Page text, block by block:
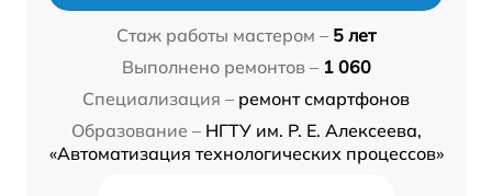
Стаж работы мастером – 5 лет
Выполнено ремонтов – 1 060
Специализация – ремонт смартфонов
Образование – НГТУ им. Р. Е. Алексеева,
«Автоматизация технологических процессов»